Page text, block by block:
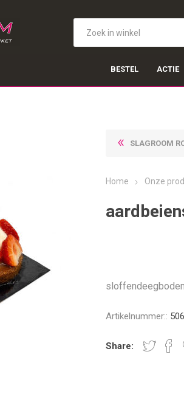
BESTEL ACTIE
SLAGROOM
Home Onze
Artikelnummer::
Share: